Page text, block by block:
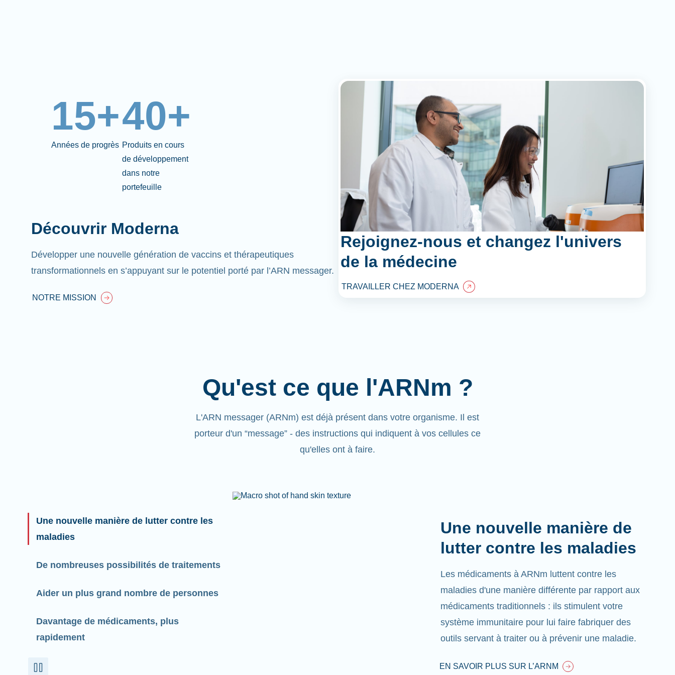
15+
Années de progrès
40+
Produits en cours
de développement
dans notre
portefeuille
Découvrir Moderna
Développer une nouvelle génération de vaccins et thérapeutiques
transformationnels en s’appuyant sur le potentiel porté par l’ARN messager.
NOTRE MISSION
Rejoignez-nous et changez l'univers
de la médecine
TRAVAILLER CHEZ MODERNA
Qu'est ce que l'ARNm ?
L'ARN messager (ARNm) est déjà présent dans votre organisme. Il est
porteur d'un “message” - des instructions qui indiquent à vos cellules ce
qu'elles ont à faire.
Une nouvelle manière de lutter contre les
maladies
De nombreuses possibilités de traitements
Aider un plus grand nombre de personnes
Davantage de médicaments, plus
rapidement
Une nouvelle manière de
lutter contre les maladies
Les médicaments à ARNm luttent contre les
maladies d'une manière différente par rapport aux
médicaments traditionnels : ils stimulent votre
système immunitaire pour lui faire fabriquer des
outils servant à traiter ou à prévenir une maladie.
EN SAVOIR PLUS SUR L’ARNM